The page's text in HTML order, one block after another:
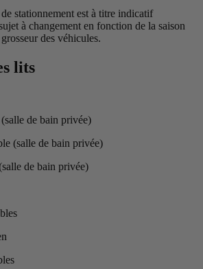
stationnement est à titre indicatif
à changement en fonction de la saison
des véhicules.
lits
de bain privée)
(salle de bain privée)
de bain privée)